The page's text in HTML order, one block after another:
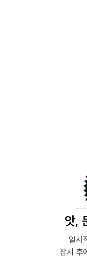
앗,
일시
잠시 후